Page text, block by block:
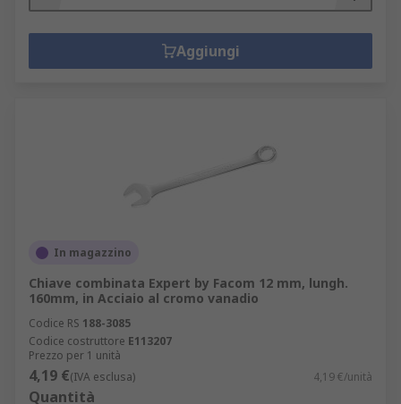
Aggiungi
In magazzino
Chiave combinata Expert by Facom 12 mm, lungh.
160mm, in Acciaio al cromo vanadio
Codice RS 188-3085
Codice costruttore E113207
Prezzo per 1 unità
4,19 €(IVA esclusa) 4,19 €/unità
Quantità